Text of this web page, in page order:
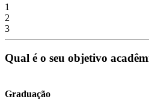
1
2
3
Qual é o seu objetivo
Graduação